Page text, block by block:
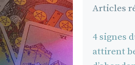
Articles
4 signes
attirent